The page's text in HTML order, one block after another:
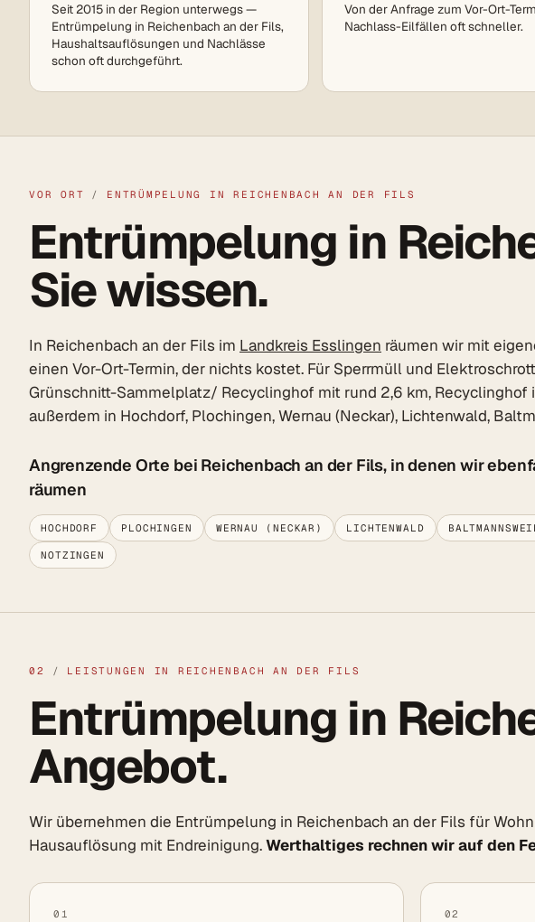
Seit 2015 in der Region unterwegs —
Entrümpelung in Reichenbach an der Fils,
Haushaltsauflösungen und Nachlässe
schon oft durchgeführt.
Von der Anfrage zum Vor-Ort-
Nachlass-Eilfällen oft schneller.
VOR ORT / ENTRÜMPELUNG IN REICHENBACH AN DER FILS
Entrümpelung in
Sie wissen.
In Reichenbach an der Fils im Landkreis Esslingen räumen wir mit
einen Vor-Ort-Termin, der nichts kostet. Für Sperrmüll und
Grünschnitt-Sammelplatz/ Recyclinghof mit rund 2,6 km, Recyclinghof
außerdem in Hochdorf, Plochingen, Wernau (Neckar), Lichtenwald,
Angrenzende Orte bei Reichenbach an der Fils, in denen wir
räumen
HOCHDORF PLOCHINGEN WERNAU (NECKAR) LICHTENWALD
NOTZINGEN
02 / LEISTUNGEN IN REICHENBACH AN DER FILS
Entrümpelung in
Angebot.
Wir übernehmen die Entrümpelung in Reichenbach an der Fils für
Hausauflösung mit Endreinigung.Werthaltiges rechnen wir auf den
01 02